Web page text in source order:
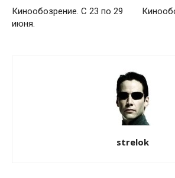
Кинообозрение. С 23 по 29
июня.
strelok